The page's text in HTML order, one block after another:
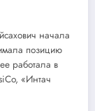
начала
позицию
работала в
«Интач